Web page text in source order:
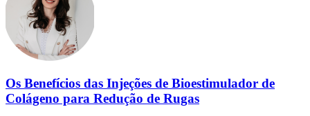
Os Benefícios das Injeções de Bioestimulador de
Colágeno para Redução de Rugas